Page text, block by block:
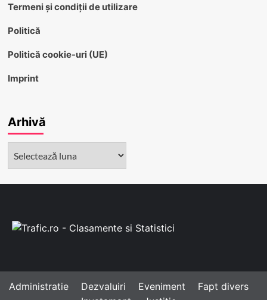
Termeni și condiții de utilizare
Politică
Politică cookie-uri (UE)
Imprint
Arhivă
Administratie Dezvaluiri Eveniment
Fapt divers